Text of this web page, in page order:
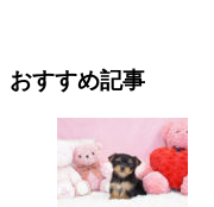
おすすめ記事